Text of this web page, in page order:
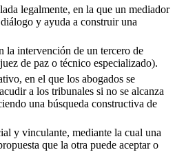
legalmente, en la que un mediador
y ayuda a construir una
la intervención de un tercero de
de paz o técnico especializado).
en el que los abogados se
a los tribunales si no se alcanza
una búsqueda constructiva de
y vinculante, mediante la cual una
que la otra puede aceptar o